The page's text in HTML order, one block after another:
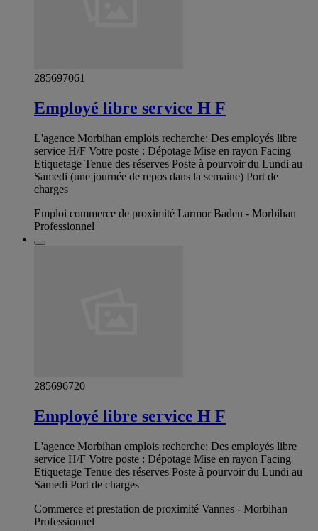
285697061
Employé libre service H F
L'agence Morbihan emplois recherche: Des employés libre
service H/F Votre poste : Dépotage Mise en rayon Facing
Etiquetage Tenue des réserves Poste à pourvoir du Lundi au
Samedi (une journée de repos dans la semaine) Port de
charges
Emploi commerce de proximité Larmor Baden - Morbihan
Professionnel
285696720
Employé libre service H F
L'agence Morbihan emplois recherche: Des employés libre
service H/F Votre poste : Dépotage Mise en rayon Facing
Etiquetage Tenue des réserves Poste à pourvoir du Lundi au
Samedi Port de charges
Commerce et prestation de proximité Vannes - Morbihan
Professionnel